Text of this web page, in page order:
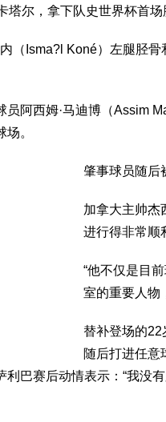
塔尔，拿下队史世界杯首
（Isma?l Koné）左腿胫
员阿西姆·马迪博（Assim
。
肇事球员随后
加拿大主帅杰
进行得非常顺
“他不仅是目
室的重要人物
替补登场的22
随后打进任意
利巴赛后动情表示：“我没